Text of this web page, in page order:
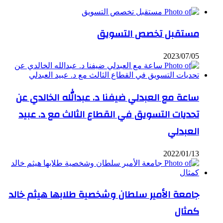
مستقبل تخصص التسويق
2023/07/05
ساعة مع العبدلي ضيفنا د. عبدالله الخالدي عن
تحديات التسويق في القطاع الثالث مع د. عبيد
العبدلي
2022/01/13
جامعة الأمير سلطان وشخصية طلابها هيثم خالد
كمثال